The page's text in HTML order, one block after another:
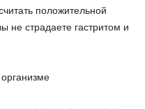
положительной
не страдаете гастритом и